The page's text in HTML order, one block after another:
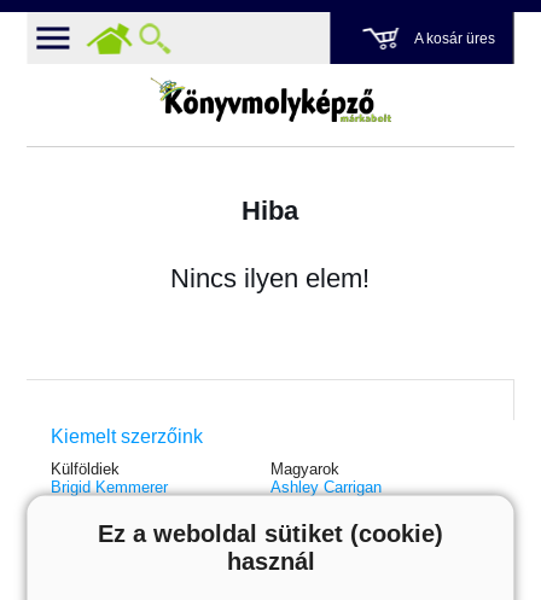
A kosár üres
Hiba
Nincs ilyen elem!
Kiemelt szerzőink
Külföldiek
Brigid Kemmerer
Colleen Hoover
Elle Kennedy
Magyarok
Ashley Carrigan
Bessenyei Gábor
Bodor Attila
Böszörményi Gyula
Ez a weboldal sütiket (cookie)
használ